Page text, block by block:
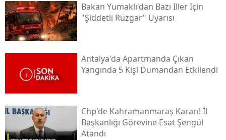
Bakan Yumaklı'dan Bazı Iller Için
"şiddetli Rüzgar" Uyarısı
Antalya'da Apartmanda Çıkan
Yangında 5 Kişi Dumandan Etkilendi
Chp'de Kahramanmaraş Kararı! İl
Başkanlığı Görevine Esat Şengül
Atandı